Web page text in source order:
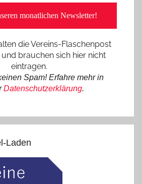
die Vereins-Flaschenpost
brauchen sich hier nicht
eintragen.
Spam! Erfahre mehr in
Datenschutzerklärung.
Laden